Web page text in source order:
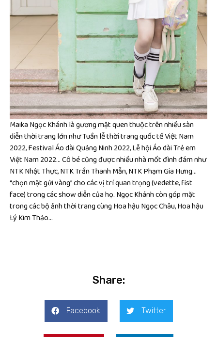
Maika Ngọc Khánh là gương mặt quen thuộc trên nhiều sàn
diễn thời trang lớn như Tuần lễ thời trang quốc tế Việt Nam
2022, Festival Áo dài Quảng Ninh 2022, Lễ hội Áo dài Trẻ em
Việt Nam 2022… Cô bé cũng được nhiều nhà mốt đình đám như
NTK Nhật Thực, NTK Trần Thanh Mẫn, NTK Phạm Gia Hưng…
“chọn mặt gửi vàng” cho các vị trí quan trọng (vedette, fist
face) trong các show diễn của họ. Ngọc Khánh còn góp mặt
trong các bộ ảnh thời trang cùng Hoa hậu Ngọc Châu, Hoa hậu
Lý Kim Thảo…
Share:
Facebook Twitter